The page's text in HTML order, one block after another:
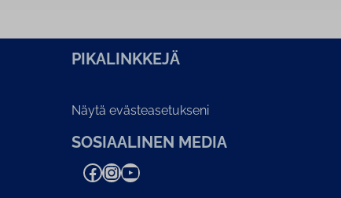
PI­KA­LINK­KE­JÄ
Näytä evästeasetukseni
SOSIAALINEN MEDIA
Facebook InstagramYouTube